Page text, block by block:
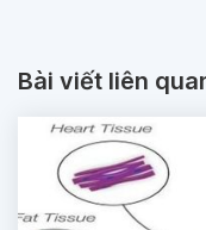
Bài viết liên